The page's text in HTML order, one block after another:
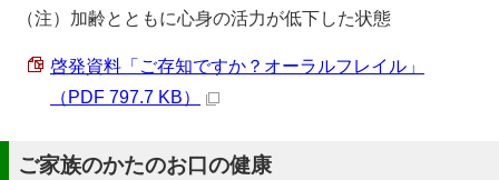
（注）加齢とともに心身の活力が低下した状態
啓発資料「ご存知ですか？オーラルフレイル」
（PDF 797.7 KB）
ご家族のかたのお口の健康